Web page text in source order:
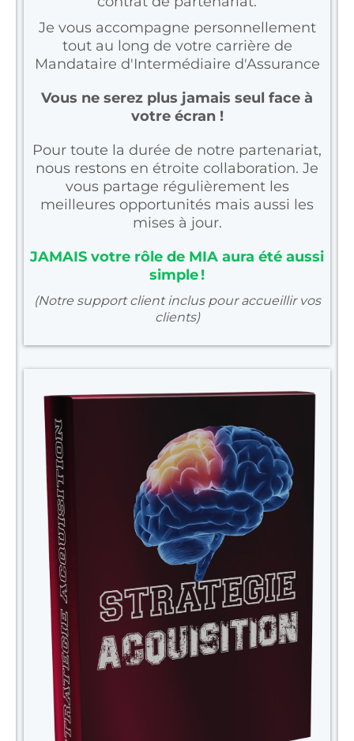
Je vous accompagne personnellement
tout au long de votre carrière de
Mandataire d'Intermédiaire d'Assurance
Vous ne serez plus jamais seul face à
votre écran !
Pour toute la durée de notre partenariat,
nous restons en étroite collaboration. Je
vous partage régulièrement les
meilleures opportunités mais aussi les
mises à jour.
JAMAIS votre rôle de MIA aura été aussi
simple !
(Notre support client inclus pour accueillir vos
clients)